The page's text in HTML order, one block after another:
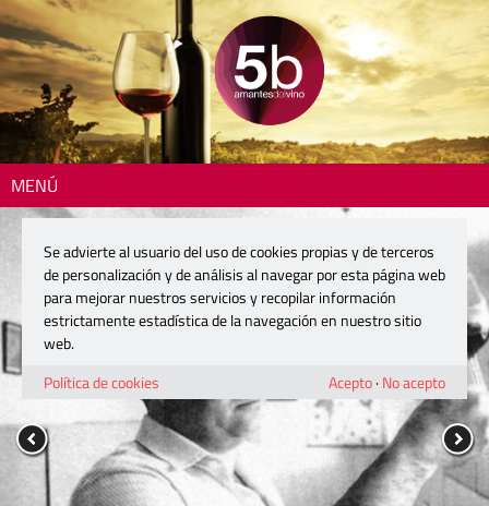
MENÚ
Se advierte al usuario del uso de cookies propias y de terceros
de personalización y de análisis al navegar por esta página web
para mejorar nuestros servicios y recopilar información
estrictamente estadística de la navegación en nuestro sitio
web.
Política de cookies
Acepto· No acepto